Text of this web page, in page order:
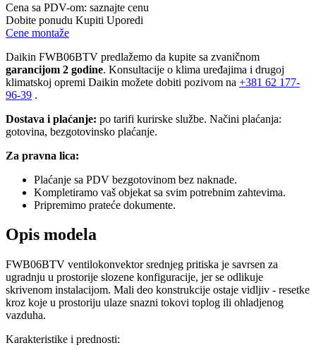
Cena sa PDV-om: saznajte cenu
Dobite ponudu Kupiti Uporedi
Cene montaže
Daikin FWB06BTV predlažemo da kupite sa zvaničnom
garancijom 2 godine. Konsultacije o klima uređajima i drugoj
klimatskoj opremi Daikin možete dobiti pozivom na +381 62 177-
96-39 .
Dostava i plaćanje: po tarifi kurirske službe. Načini plaćanja:
gotovina, bezgotovinsko plaćanje.
Za pravna lica:
Plaćanje sa PDV bezgotovinom bez naknade.
Kompletiramo vaš objekat sa svim potrebnim zahtevima.
Pripremimo prateće dokumente.
Opis modela
FWB06BTV ventilokonvektor srednjeg pritiska je savrsen za
ugradnju u prostorije slozene konfiguracije, jer se odlikuje
skrivenom instalacijom. Mali deo konstrukcije ostaje vidljiv - resetke
kroz koje u prostoriju ulaze snazni tokovi toplog ili ohladjenog
vazduha.
Karakteristike i prednosti: